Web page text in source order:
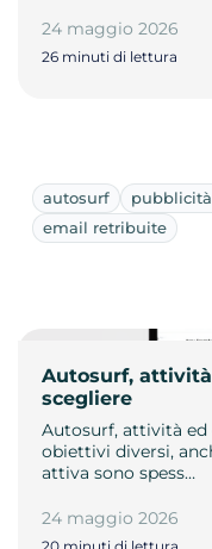
24 maggio 2026
26 minuti di lettura
autosurf
email retribuite
Autosurf,
scegliere
Autosurf, attività
obiettivi diversi,
attiva sono spess…
24 maggio 2026